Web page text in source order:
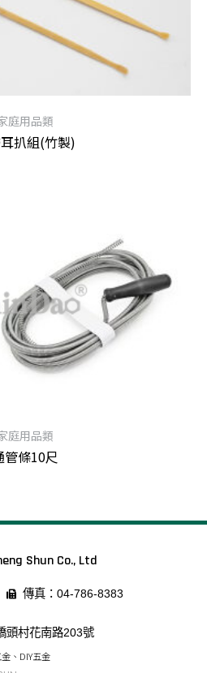
庭用品類
扒組(竹製)
庭用品類
管條10尺
Shun Co., Ltd
傳真：04-786-8383
頭村花南路203號
、DIY五金